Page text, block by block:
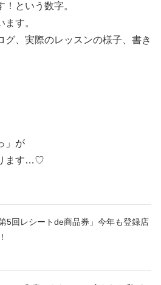
という数字。
す。
グ、実際のレッスンの様子、書き
」が
ます…♡
5回レシートde商品券」今年も登録店